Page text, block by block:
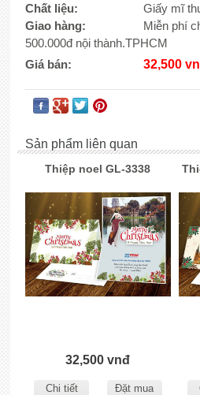
Chất liệu:
Giấy mĩ
Giao hàng:
Miễn phí
500.000đ nội thành.TPHCM
Giá bán:
32,500
Sản phẩm liên quan
Thiệp noel GL-3338
32,500 vnđ
Chi tiết Đặt mua